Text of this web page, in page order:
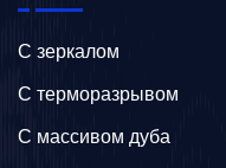
C зеркалом
C терморазрывом
C массивом дуба